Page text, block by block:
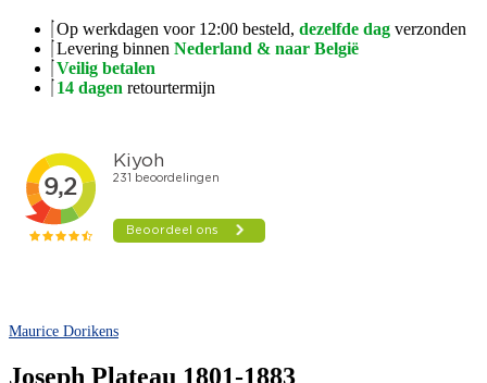
Op werkdagen voor 12:00 besteld, dezelfde dag verzonden
Levering binnen Nederland & naar België
Veilig betalen
14 dagen retourtermijn
Maurice Dorikens
Joseph Plateau 1801-1883